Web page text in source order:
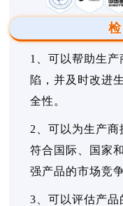
1、可以帮助生
陷，并及时改进
全性。
2、可以为生产
符合国际、国家
强产品的市场竞争
3、可以评估产